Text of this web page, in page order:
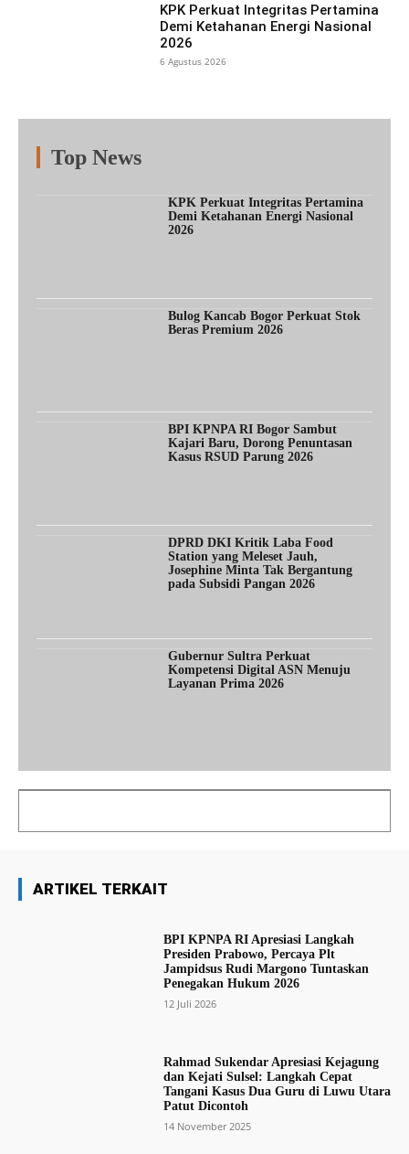
KPK Perkuat Integritas Pertamina
Demi Ketahanan Energi Nasional
2026
6 Agustus 2026
Top News
KPK Perkuat Integritas Pertamina
Demi Ketahanan Energi Nasional
2026
Bulog Kancab Bogor Perkuat Stok
Beras Premium 2026
BPI KPNPA RI Bogor Sambut
Kajari Baru, Dorong Penuntasan
Kasus RSUD Parung 2026
DPRD DKI Kritik Laba Food
Station yang Meleset Jauh,
Josephine Minta Tak Bergantung
pada Subsidi Pangan 2026
Gubernur Sultra Perkuat
Kompetensi Digital ASN Menuju
Layanan Prima 2026
ARTIKEL TERKAIT
BPI KPNPA RI Apresiasi Langkah
Presiden Prabowo, Percaya Plt
Jampidsus Rudi Margono Tuntaskan
Penegakan Hukum 2026
12 Juli 2026
Rahmad Sukendar Apresiasi Kejagung
dan Kejati Sulsel: Langkah Cepat
Tangani Kasus Dua Guru di Luwu Utara
Patut Dicontoh
14 November 2025